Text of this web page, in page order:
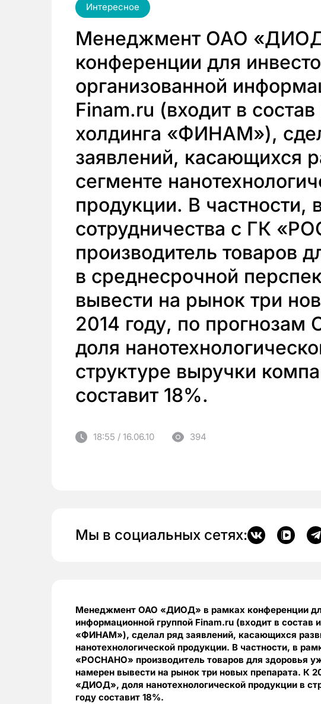
Интересное
Менеджмент ОАО
конференции для
организованной
Finam.ru (входит в
холдинга «ФИНАМ»),
заявлений, касающихся
сегменте
продукции. В частности,
сотрудничества с ГК
производитель товаров
в среднесрочной
вывести на рынок три
2014 году, по
доля
структуре выручки
составит 18%.
18:55 / 16.06.10 394
Мы в социальных сетях:
Менеджмент ОАО «ДИОД» в рамках конференции
информационной группой Finam.ru (входит в состав
«ФИНАМ»), сделал ряд заявлений, касающихся
нанотехнологической продукции. В частности, в
«РОСНАНО» производитель товаров для здоровья
намерен вывести на рынок три новых препарата. К
«ДИОД», доля нанотехнологической продукции в
году составит 18%.